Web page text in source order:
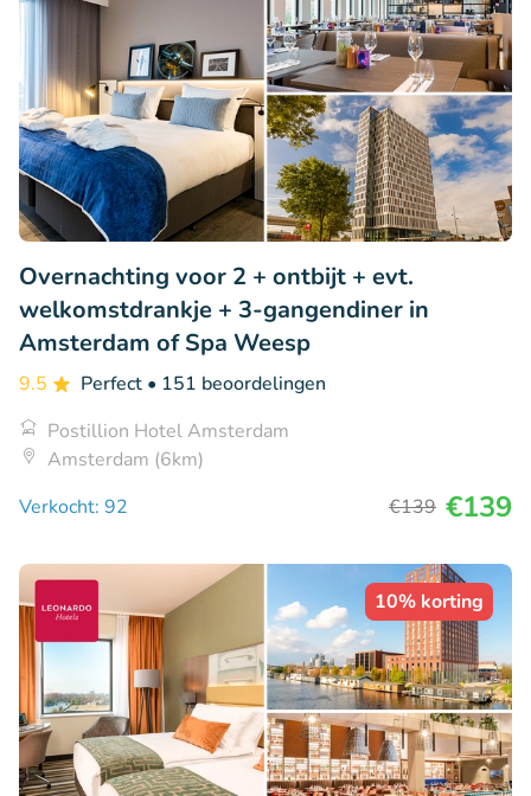
Overnachting voor 2 + ontbijt + evt.
welkomstdrankje + 3-gangendiner in
Amsterdam of Spa Weesp
9.5 Perfect • 151 beoordelingen
Postillion Hotel Amsterdam
Amsterdam (6km)
Verkocht: 92
€139 €139
10% korting